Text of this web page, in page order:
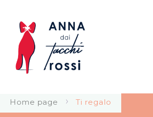
Anna dai Tacchi
Consapevolezza
Home page Ti regalo